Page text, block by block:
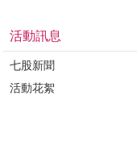
活動訊息
七股新聞
活動花絮